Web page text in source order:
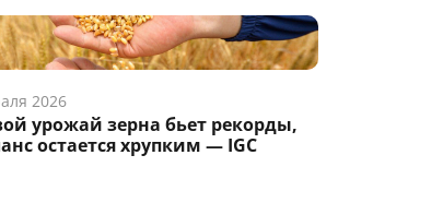
2026
урожай зерна бьет рекорды,
остается хрупким — IGC